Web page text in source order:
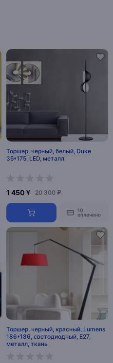
Торшер, черный, белый, Duke
35*175, LED, металл
1 450 ¥ 20 300 ₽
10
оплачено
Торшер, черный, красный, Lumens
186*186, светодиодный, E27,
металл, ткань